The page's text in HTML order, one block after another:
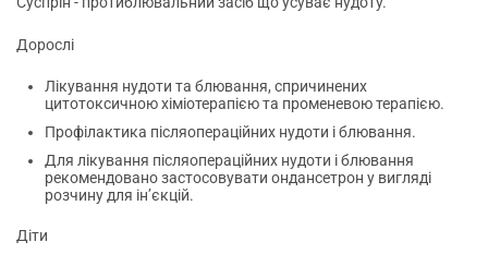
Дорослі
Лікування нудоти та блювання, спричинених
цитотоксичною хіміотерапією та променевою терапією.
Профілактика післяопераційних нудоти і блювання.
Для лікування післяопераційних нудоти і блювання
рекомендовано застосовувати ондансетрон у вигляді
розчину для ін’єкцій.
Діти